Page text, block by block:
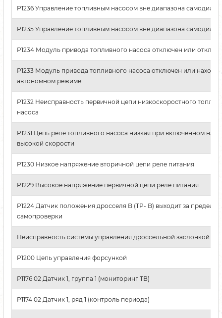
P1236 Управление топливным насосом вне диапазона
P1235 Управление топливным насосом вне диапазона
P1234 Модуль привода топливного насоса отключен или
P1233 Модуль привода топливного насоса отключен или
автономном режиме
P1232 Неисправность первичной цепи низкоскоростного
насоса
P1231 Цепь реле топливного насоса низкая при включенном
высокой скорости
P1230 Низкое напряжение вторичной цепи реле питания
P1229 Высокое напряжение первичной цепи реле питания
P1224 Датчик положения дросселя B (TP- B) выходит за пределы
самопроверки
Неисправность системы управления дроссельной заслонкой
P1200 Цепь управления форсункой
P1176 02 Датчик 1, группа 1 (мониторинг ТВ)
P1174 02 Датчик 1, ряд 1 (контроль периода)